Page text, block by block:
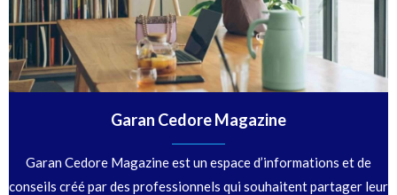
Garan Cedore Magazine
Garan Cedore Magazine est un espace d’informations et de
conseils créé par des professionnels qui souhaitent partager leur